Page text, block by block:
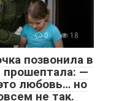
0 18
позвонила в
прошептала: —
любовь… но
не так.